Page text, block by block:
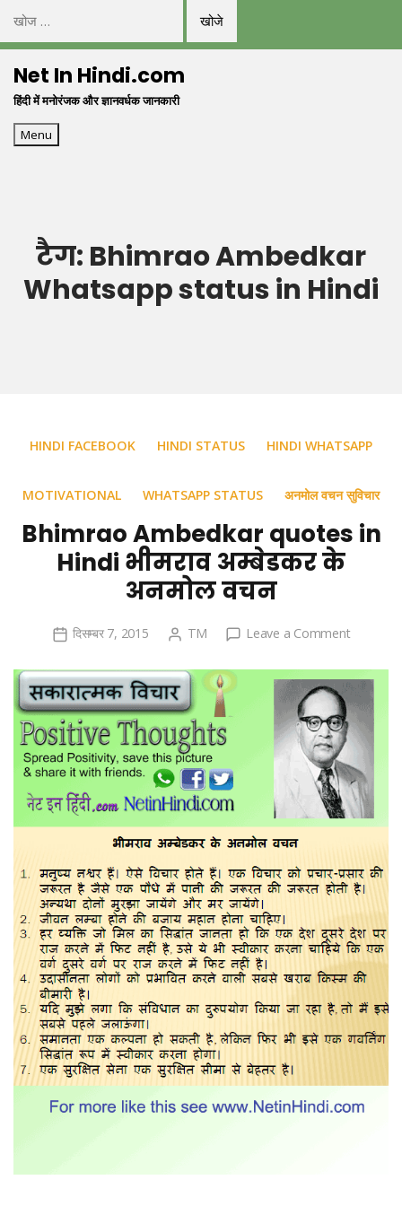
निम्न
को
खोजें:Net In Hindi.com
हिंदी में मनोरंजक और ज्ञानवर्धक जानकारी
Menu
टैग: Bhimrao Ambedkar
Whatsapp status in Hindi
HINDI FACEBOOK HINDI STATUS HINDI WHATSAPP
MOTIVATIONAL WHATSAPP STATUS अनमोल वचन सुविचार
Bhimrao Ambedkar quotes in
Hindi भीमराव अम्बेडकर के
अनमोल वचन
दिसम्बर 7, 2015 TM Leave a Commenton
quotes
in
Hindi
भीमराव
अम्बेडकर
के
वचन